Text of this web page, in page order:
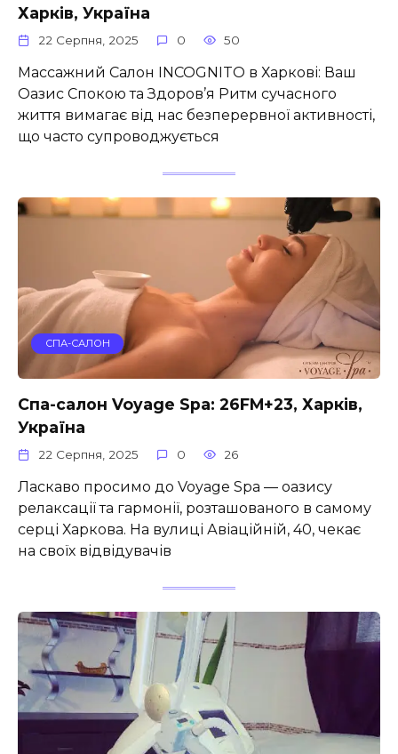
Харків, Україна
22 Серпня, 2025 0 50
Массажний Салон INCOGNITO в Харкові: Ваш
Оазис Спокою та Здоров’я Ритм сучасного
життя вимагає від нас безперервної активності,
що часто супроводжується
СПА-САЛОН
Спа-салон Voyage Spa: 26FM+23, Харків,
Україна
22 Серпня, 2025 0 26
Ласкаво просимо до Voyage Spa — оазису
релаксації та гармонії, розташованого в самому
серці Харкова. На вулиці Авіаційній, 40, чекає
на своїх відвідувачів